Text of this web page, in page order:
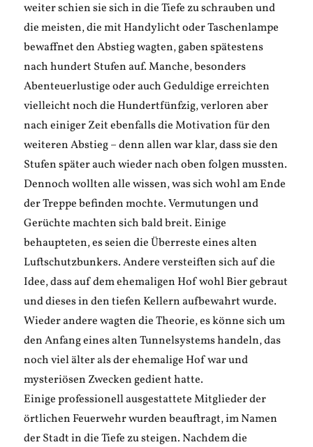
weiter schien sie sich in die Tiefe zu schrauben und
die meisten, die mit Handylicht oder Taschenlampe
bewaffnet den Abstieg wagten, gaben spätestens
nach hundert Stufen auf. Manche, besonders
Abenteuerlustige oder auch Geduldige erreichten
vielleicht noch die Hundertfünfzig, verloren aber
nach einiger Zeit ebenfalls die Motivation für den
weiteren Abstieg – denn allen war klar, dass sie den
Stufen später auch wieder nach oben folgen mussten.
Dennoch wollten alle wissen, was sich wohl am Ende
der Treppe befinden mochte. Vermutungen und
Gerüchte machten sich bald breit. Einige
behaupteten, es seien die Überreste eines alten
Luftschutzbunkers. Andere versteiften sich auf die
Idee, dass auf dem ehemaligen Hof wohl Bier gebraut
und dieses in den tiefen Kellern aufbewahrt wurde.
Wieder andere wagten die Theorie, es könne sich um
den Anfang eines alten Tunnelsystems handeln, das
noch viel älter als der ehemalige Hof war und
mysteriösen Zwecken gedient hatte.
Einige professionell ausgestattete Mitglieder der
örtlichen Feuerwehr wurden beauftragt, im Namen
der Stadt in die Tiefe zu steigen. Nachdem die